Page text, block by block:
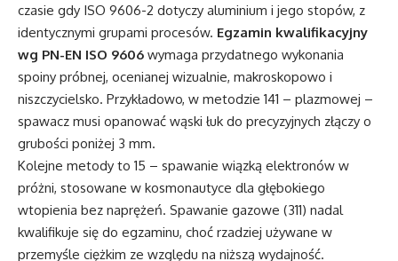
czasie gdy ISO 9606-2 dotyczy aluminium i jego stopów, z
identycznymi grupami procesów. Egzamin kwalifikacyjny
wg PN-EN ISO 9606 wymaga przydatnego wykonania
spoiny próbnej, ocenianej wizualnie, makroskopowo i
niszczycielsko. Przykładowo, w metodzie 141 – plazmowej –
spawacz musi opanować wąski łuk do precyzyjnych złączy o
grubości poniżej 3 mm.
Kolejne metody to 15 – spawanie wiązką elektronów w
próżni, stosowane w kosmonautyce dla głębokiego
wtopienia bez naprężeń. Spawanie gazowe (311) nadal
kwalifikuje się do egzaminu, choć rzadziej używane w
przemyśle ciężkim ze względu na niższą wydajność.